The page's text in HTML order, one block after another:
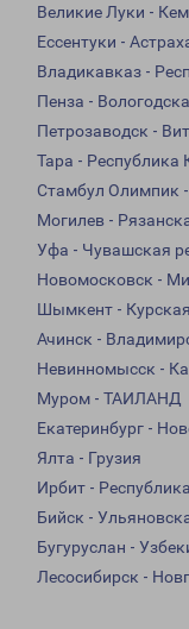
Великие Луки -
Ессентуки -
Владикавказ -
Пенза -
Петрозаводск -
Тара - Республика
Стамбул Олимпик
Могилев -
Уфа - Чувашская
Новомосковск -
Шымкент -
Ачинск -
Невинномысск -
Муром - ТАИЛАНД
Екатеринбург -
Ялта - Грузия
Ирбит -
Бийск -
Бугуруслан -
Лесосибирск -